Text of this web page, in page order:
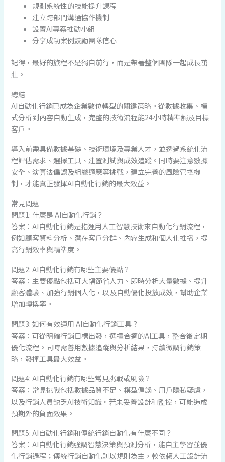
規劃系統性的技能提升課程
建立跨部門溝通協作機制
設置AI專案推動小組
分享成功案例鼓勵團隊信心
記得，最好的旅程不是獨自前行，而是帶著整個團隊一起成長茁
壯。
總結
AI自動化行銷已成為企業數位轉型的關鍵策略。從數據收集、模
式分析到內容自動生成，完整的技術流程能24小時精準觸及目標
客戶。
導入前需具備數據基礎、技術環境及專業人才，並透過系統化流
程評估需求、選擇工具、建置測試與成效追蹤。同時要注意數據
安全、演算法偏誤及組織適應等挑戰，建立完善的風險管控機
制，才能真正發揮AI自動化行銷的最大效益。
常見問題
問題1: 什麼是 AI自動化行銷？
答案：AI自動化行銷是指運用人工智慧技術來自動化行銷流程，
例如顧客資料分析、潛在客戶分群、內容生成和個人化推播，提
高行銷效率與精準度。
問題2: AI自動化行銷有哪些主要優點？
答案：主要優點包括可大幅節省人力、即時分析大量數據、提升
顧客體驗、加強行銷個人化，以及自動優化投放成效，幫助企業
增加轉換率。
問題3: 如何有效運用 AI自動化行銷工具？
答案：可從明確行銷目標出發，選擇合適的AI工具，整合後定期
優化流程。同時需善用數據追蹤與分析結果，持續微調行銷策
略，發揮工具最大效益。
問題4: AI自動化行銷有哪些常見挑戰或風險？
答案：常見挑戰包括數據品質不足、模型偏誤、用戶隱私疑慮，
以及行銷人員缺乏AI技術知識。若未妥善設計和監控，可能造成
預期外的負面效果。
問題5: AI自動化行銷和傳統行銷自動化有什麼不同？
答案：AI自動化行銷強調智慧決策與預測分析，能自主學習並優
化行銷過程；傳統行銷自動化則以規則為主，較依賴人工設計流